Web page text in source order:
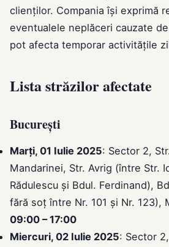
clienților. Compania își exprimă
eventualele neplăceri cauzate
pot afecta temporar activitățile
Lista străzilor afectate
București
Marți, 01 Iulie 2025: Sector 2,
Mandarinei, Str. Avrig (între Str.
Rădulescu și Bdul. Ferdinand),
fără soț între Nr. 101 și Nr. 123),
09:00 – 17:00
Miercuri, 02 Iulie 2025: Sector